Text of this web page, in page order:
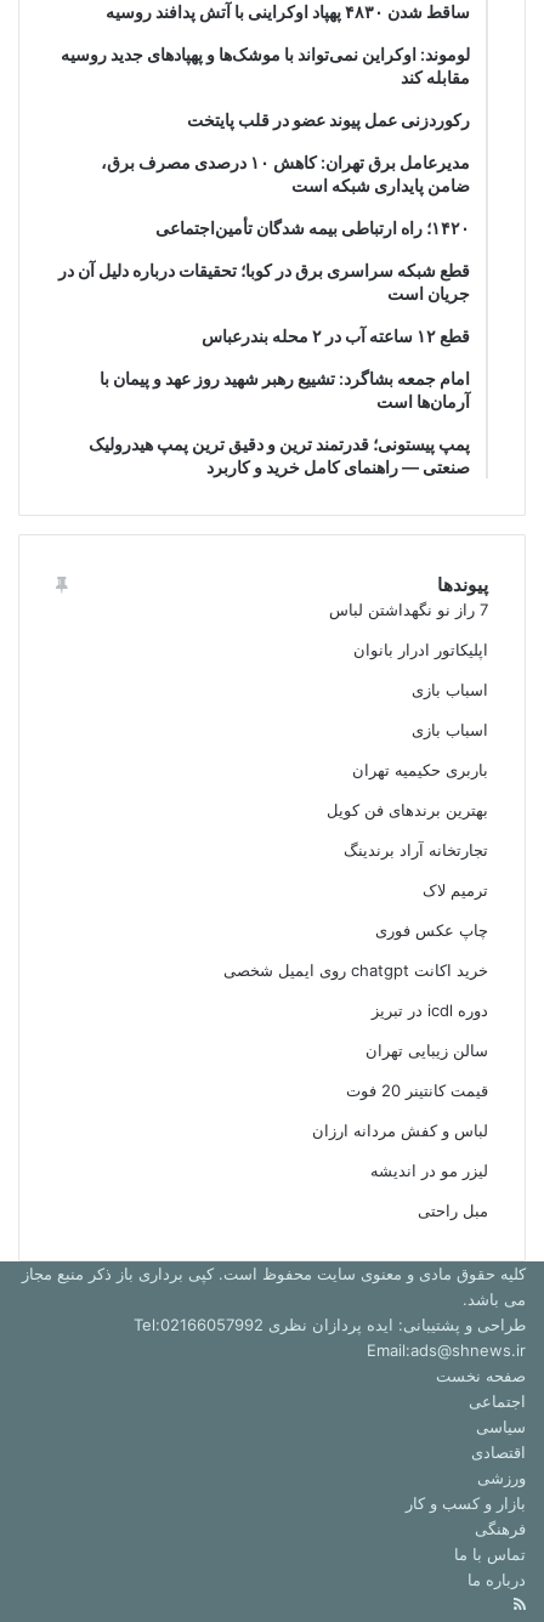
ساقط شدن ۴۸۳۰ پهپاد اوکراینی با آتش پدافند روسیه
لوموند: اوکراین نمی‌تواند با موشک‌ها و پهپادهای جدید روسیه
مقابله کند
رکوردزنی عمل پیوند عضو در قلب پایتخت
مدیرعامل برق تهران: کاهش ۱۰ درصدی مصرف برق،
ضامن پایداری شبکه است
۱۴۲۰؛ راه ارتباطی بیمه شدگان تأمین‌اجتماعی
قطع شبکه سراسری برق در کوبا؛ تحقیقات درباره دلیل آن در
جریان است
قطع ۱۲ ساعته آب در ۲ محله بندرعباس
امام جمعه بشاگرد: تشییع رهبر شهید روز عهد و پیمان با
آرمان‌ها است
پمپ پیستونی؛ قدرتمند ترین و دقیق‌ ترین پمپ هیدرولیک
صنعتی — راهنمای کامل خرید و کاربرد
پیوندها
7 راز نو نگهداشتن لباس
اپلیکاتور ادرار بانوان
اسباب بازی
اسباب بازی
باربری حکیمیه تهران
بهترین برندهای فن کویل
تجارتخانه آراد برندینگ
ترمیم لاک
چاپ عکس فوری
خرید اکانت chatgpt روی ایمیل شخصی
دوره icdl در تبریز
سالن زیبایی تهران
قیمت کانتینر 20 فوت
لباس و کفش مردانه ارزان
لیزر مو در اندیشه
مبل راحتی
کلیه حقوق مادی و معنوی سایت محفوظ است. کپی برداری باز ذکر منبع مجاز
می باشد.
طراحی و پشتیبانی: ایده پردازان نظری Tel:02166057992
Email:ads@shnews.ir
صفحه نخست
اجتماعی
سیاسی
اقتصادی
ورزشی
بازار و کسب و کار
فرهنگی
تماس با ما
درباره ما